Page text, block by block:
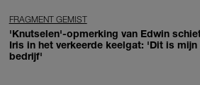
FRAGMENT GEMIST
'Knutselen'-opmerking van Edwin
Iris in het verkeerde keelgat: 'Dit is mijn
bedrijf'